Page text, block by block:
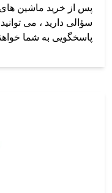
پس از خرید ماشین های
سؤالی دارید ، می
پاسخگویی به شما